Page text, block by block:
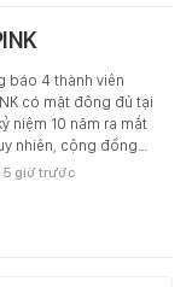
báo 4 thành viên
có mặt đông đủ tại
niệm 10 năm ra mắt
nhiên, cộng đồng…
5 giờ trước